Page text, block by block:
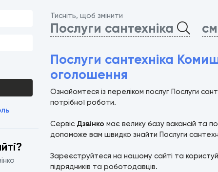
Тисніть, щоб змінити
Послуги сантехніка
Послуги сантехніка
оголошення
Ознайомтеся із переліком послуг Послуги
потрібної роботи.
Сервіс Дзвінко має велику базу вакансій та
допоможе вам швидко знайти Послуги
Зареєструйтеся на нашому сайті та
підрядників та роботодавців.